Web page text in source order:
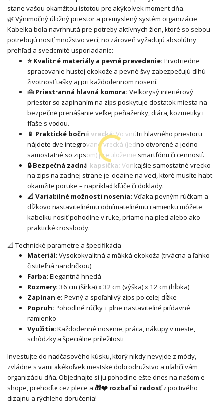
stane vašou okamžitou istotou pre akýkoľvek moment dňa.
🌿 Výnimočný úložný priestor a premyslený systém organizácie
Kabelka bola navrhnutá pre potreby aktívnych žien, ktoré so sebou
potrebujú nosiť množstvo vecí, no zároveň vyžadujú absolútny
prehľad a svedomité usporiadanie:
⭐ Kvalitné materiály a pevné prevedenie: Prvotriedne
spracovanie hustej ekokože a pevné švy zabezpečujú dlhú
životnosť tašky aj pri každodennom nosení.
👜 Priestranná hlavná komora: Veľkorysý interiérový
priestor so zapínaním na zips poskytuje dostatok miesta na
bezpečné prenášanie veľkej peňaženky, diára, kozmetiky i
fľaše s vodou.
📱 Praktické bočné vrecká:Vo vnútri hlavného priestoru
nájdete dve integrované vrecká (jedno otvorené a jedno
samostatné so zipsom) pre uloženie smartfónu či cenností.
🔒 Bezpečná zadná kapsička: Vonkajšie samostatné vrecko
na zips na zadnej strane je ideálne na veci, ktoré musíte habt
okamžite poruke – napríklad kľúče či doklady.
📐 Variabilné možnosti nosenia: Vďaka pevným rúčkam a
dĺžkovo nastaviteľnému odnímateľnému ramienku môžete
kabelku nosiť pohodlne v ruke, priamo na pleci alebo ako
praktické crossbody.
📐 Technické parametre a špecifikácia
Materiál: Vysokokvalitná a mäkká ekokoža (trvácna a ľahko
čistiteľná handričkou)
Farba: Elegantná hnedá
Rozmery: 36 cm (šírka) x 32 cm (výška) x 12 cm (hĺbka)
Zapínanie: Pevný a spoľahlivý zips po celej dĺžke
Popruh: Pohodlné rúčky + plne nastaviteľné prídavné
ramienko
Využitie: Každodenné nosenie, práca, nákupy v meste,
schôdzky a špeciálne príležitosti
Investujte do nadčasového kúsku, ktorý nikdy nevyjde z módy,
zvládne s vami akékoľvek mestské dobrodružstvo a uľahčí vám
organizáciu dňa. Objednajte si ju pohodlne ešte dnes na našom e-
shope, prehoďte cez plece a 🎁❤️ rozbaľ si radosťz poctivého
dizajnu a rýchleho doručenia!